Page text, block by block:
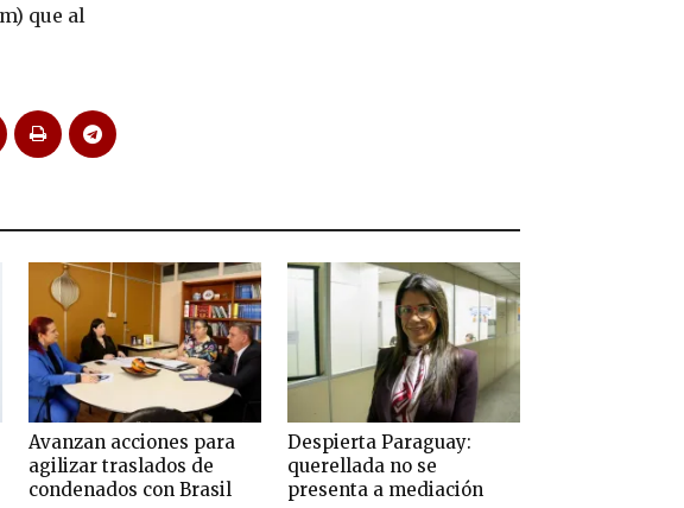
que al
Avanzan acciones para
agilizar traslados de
condenados con Brasil
Despierta Paraguay:
querellada no se
presenta a mediación